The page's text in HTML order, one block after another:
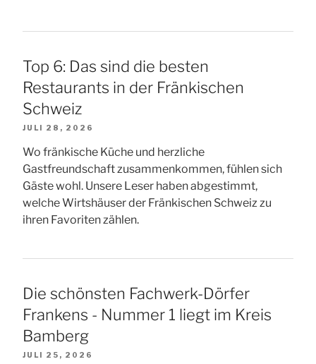
Top 6: Das sind die besten
Restaurants in der Fränkischen
Schweiz
JULI 28, 2026
Wo fränkische Küche und herzliche
Gastfreundschaft zusammenkommen, fühlen sich
Gäste wohl. Unsere Leser haben abgestimmt,
welche Wirtshäuser der Fränkischen Schweiz zu
ihren Favoriten zählen.
Die schönsten Fachwerk-Dörfer
Frankens - Nummer 1 liegt im Kreis
Bamberg
JULI 25, 2026